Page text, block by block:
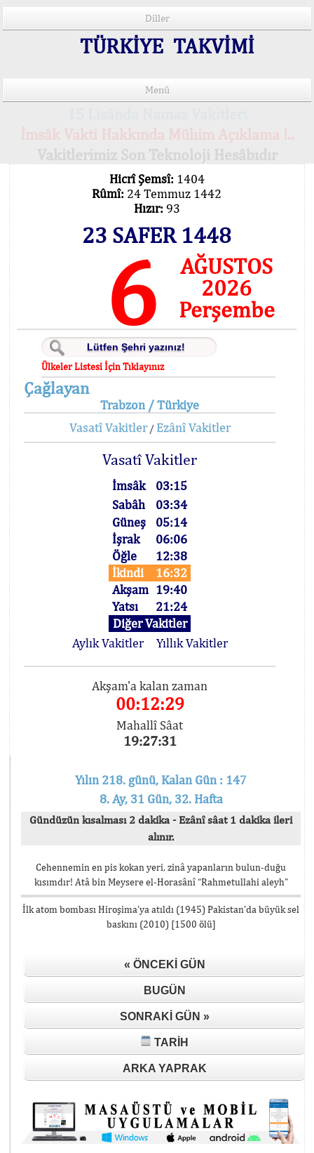
Diller
TÜRKİYE TAKVİMİ
Menü
Hicrî Şemsî: 1404
Rûmî: 24 Temmuz 1442
Hızır: 93
23 SAFER 1448
6
AĞUSTOS
2026
Perşembe
Ülkeler Listesi İçin Tıklayınız
Çağlayan
Trabzon / Türkiye
Vasatî Vakitler/ Ezânî Vakitler
Vasatî Vakitler
İmsâk
03:15
Sabâh
03:34
Güneş
05:14
İşrak
06:06
Öğle
12:38
İkindi
16:32
Akşam 19:40
Yatsı
21:24
Diğer Vakitler
Aylık Vakitler
Yıllık Vakitler
Akşam'a kalan zaman
00:12:29
Mahallî Sâat
19:27:31
Yılın 218. günü, Kalan Gün : 147
8. Ay, 31 Gün, 32. Hafta
Gündüzün kısalması 2 dakika - Ezânî sâat 1 dakika ileri
alınır.
Cehennemin en pis kokan yeri, zinâ yapanların bulun-duğu
kısımdır! Atâ bin Meysere el-Horasânî “Rahmetullahi aleyh”
İlk atom bombası Hiroşima’ya atıldı (1945) Pakistan’da büyük sel
baskını (2010) [1500 ölü]
« ÖNCEKI GÜN
BUGÜN
SONRAKI GÜN »
TARIH
ARKA YAPRAK